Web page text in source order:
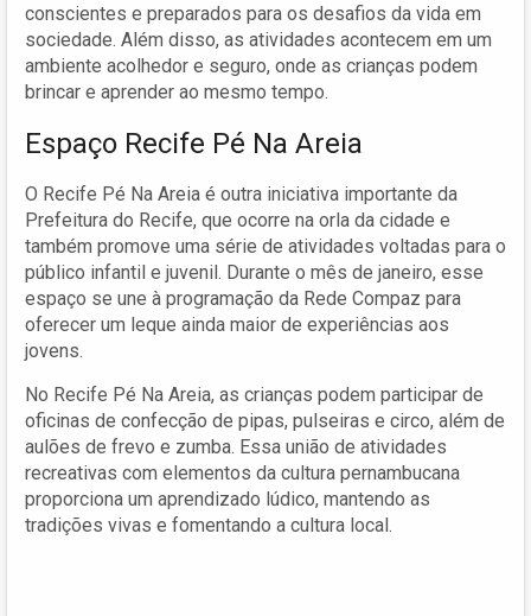
conscientes e preparados para os desafios da vida em
sociedade. Além disso, as atividades acontecem em um
ambiente acolhedor e seguro, onde as crianças podem
brincar e aprender ao mesmo tempo.
Espaço Recife Pé Na Areia
O Recife Pé Na Areia é outra iniciativa importante da
Prefeitura do Recife, que ocorre na orla da cidade e
também promove uma série de atividades voltadas para o
público infantil e juvenil. Durante o mês de janeiro, esse
espaço se une à programação da Rede Compaz para
oferecer um leque ainda maior de experiências aos
jovens.
No Recife Pé Na Areia, as crianças podem participar de
oficinas de confecção de pipas, pulseiras e circo, além de
aulões de frevo e zumba. Essa união de atividades
recreativas com elementos da cultura pernambucana
proporciona um aprendizado lúdico, mantendo as
tradições vivas e fomentando a cultura local.